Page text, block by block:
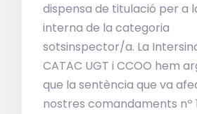
dispensa de titulació per a
interna de la categoria
sotsinspector/a. La
CATAC UGT i CCOO hem
que la sentència que va
nostres comandaments nº